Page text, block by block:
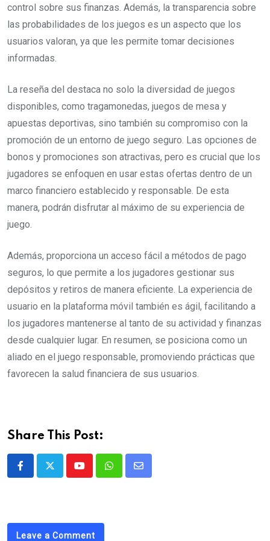
control sobre sus finanzas. Además, la transparencia sobre
las probabilidades de los juegos es un aspecto que los
usuarios valoran, ya que les permite tomar decisiones
informadas.
La reseña del destaca no solo la diversidad de juegos
disponibles, como tragamonedas, juegos de mesa y
apuestas deportivas, sino también su compromiso con la
promoción de un entorno de juego seguro. Las opciones de
bonos y promociones son atractivas, pero es crucial que los
jugadores se enfoquen en usar estas ofertas dentro de un
marco financiero establecido y responsable. De esta
manera, podrán disfrutar al máximo de su experiencia de
juego.
Además, proporciona un acceso fácil a métodos de pago
seguros, lo que permite a los jugadores gestionar sus
depósitos y retiros de manera eficiente. La experiencia de
usuario en la plataforma móvil también es ágil, facilitando a
los jugadores mantenerse al tanto de su actividad y finanzas
desde cualquier lugar. En resumen, se posiciona como un
aliado en el juego responsable, promoviendo prácticas que
favorecen la salud financiera de sus usuarios.
Share This Post:
YoutubeWhatsappShare
Leave a Comment